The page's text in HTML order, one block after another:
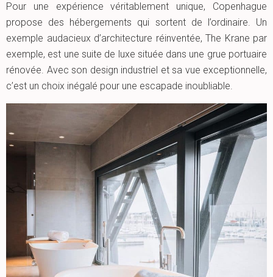
Pour une expérience véritablement unique, Copenhague
propose des hébergements qui sortent de l’ordinaire. Un
exemple audacieux d’architecture réinventée, The Krane par
exemple, est une suite de luxe située dans une grue portuaire
rénovée. Avec son design industriel et sa vue exceptionnelle,
c’est un choix inégalé pour une escapade inoubliable.